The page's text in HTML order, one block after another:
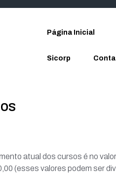
Página Inicial
Sicorp
atual dos cursos é no
(esses valores podem ser